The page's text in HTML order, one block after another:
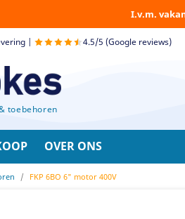
I.v.m.
| 4.5/5 (Google reviews)
toebehoren
OVER ONS
FKP 6BO 6" motor 400V